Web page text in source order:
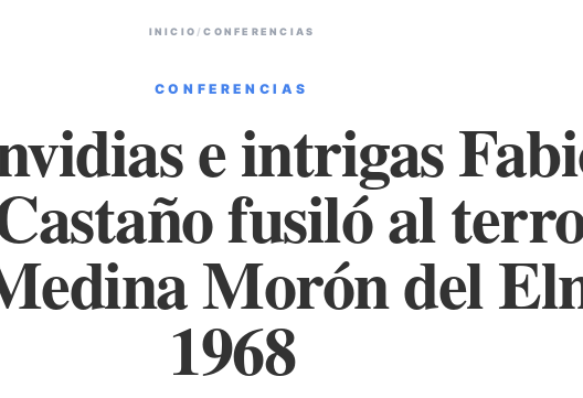
INICIO /CONFERENCIAS
CONFERENCIAS
e intrigas
fusiló al
Morón del
1968